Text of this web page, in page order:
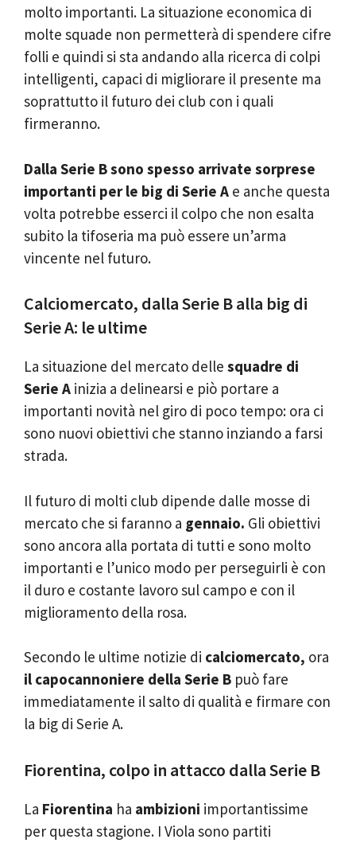
molto importanti. La situazione economica di
molte squade non permetterà di spendere cifre
folli e quindi si sta andando alla ricerca di colpi
intelligenti, capaci di migliorare il presente ma
soprattutto il futuro dei club con i quali
firmeranno.
Dalla Serie B sono spesso arrivate sorprese
importanti per le big di Serie A e anche questa
volta potrebbe esserci il colpo che non esalta
subito la tifoseria ma può essere un’arma
vincente nel futuro.
Calciomercato, dalla Serie B alla big di
Serie A: le ultime
La situazione del mercato delle squadre di
Serie A inizia a delinearsi e piò portare a
importanti novità nel giro di poco tempo: ora ci
sono nuovi obiettivi che stanno inziando a farsi
strada.
Il futuro di molti club dipende dalle mosse di
mercato che si faranno a gennaio. Gli obiettivi
sono ancora alla portata di tutti e sono molto
importanti e l’unico modo per perseguirli è con
il duro e costante lavoro sul campo e con il
miglioramento della rosa.
Secondo le ultime notizie di calciomercato, ora
il capocannoniere della Serie B può fare
immediatamente il salto di qualità e firmare con
la big di Serie A.
Fiorentina, colpo in attacco dalla Serie B
La Fiorentina ha ambizioni importantissime
per questa stagione. I Viola sono partiti